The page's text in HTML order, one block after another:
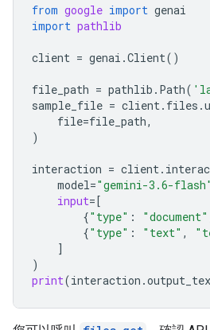
from google import genai
import pathlib
client = genai .Client()
file_path = pathlib . Path(
sample_file = client. files .
file=file_path,
)
interaction = client.
model="gemini-3.6-flash"
input=[
{"type" : "document"
{"type" : "text" ,
]
)
print(interaction .